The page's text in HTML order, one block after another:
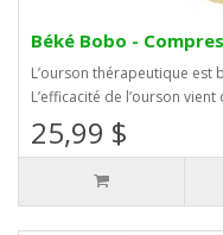
Béké Bobo -
L’ourson thérapeutique est
L’efficacité de l’ourson vient
25,99 $